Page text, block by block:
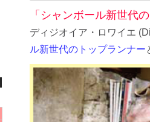
「シャンボール新世代
ディジオイア・ロワイエ
ル新世代のトップランナー